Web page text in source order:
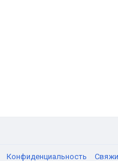
Конфиденциальность